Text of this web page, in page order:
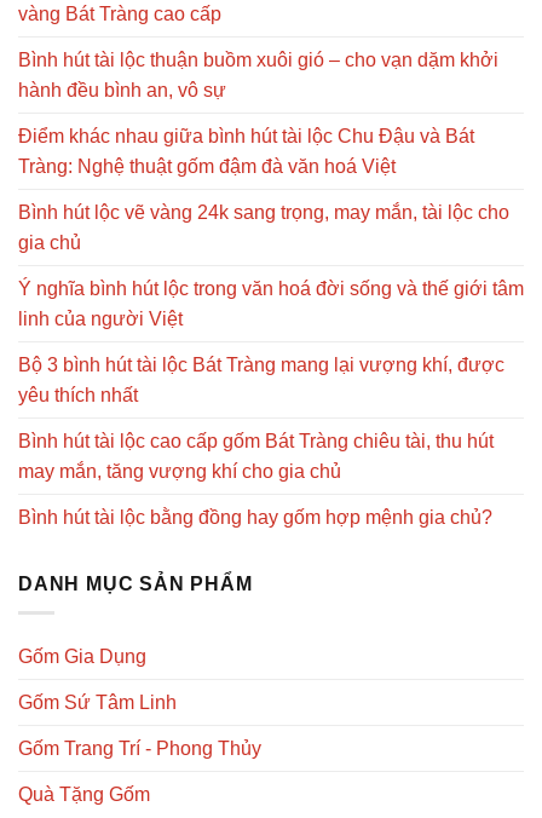
vàng Bát Tràng cao cấp
Bình hút tài lộc thuận buồm xuôi gió – cho vạn dặm khởi
hành đều bình an, vô sự
Điểm khác nhau giữa bình hút tài lộc Chu Đậu và Bát
Tràng: Nghệ thuật gốm đậm đà văn hoá Việt
Bình hút lộc vẽ vàng 24k sang trọng, may mắn, tài lộc cho
gia chủ
Ý nghĩa bình hút lộc trong văn hoá đời sống và thế giới tâm
linh của người Việt
Bộ 3 bình hút tài lộc Bát Tràng mang lại vượng khí, được
yêu thích nhất
Bình hút tài lộc cao cấp gốm Bát Tràng chiêu tài, thu hút
may mắn, tăng vượng khí cho gia chủ
Bình hút tài lộc bằng đồng hay gốm hợp mệnh gia chủ?
DANH MỤC SẢN PHẨM
Gốm Gia Dụng
Gốm Sứ Tâm Linh
Gốm Trang Trí - Phong Thủy
Quà Tặng Gốm